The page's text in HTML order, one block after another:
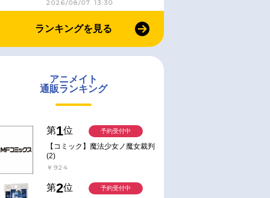
2026/08/07 13:30
ランキングを見る
アニメイト
通販ランキング
第1位
【コミック】魔法少女ノ魔女裁判
(2)
￥924
予約受付中
第2位 予約受付中